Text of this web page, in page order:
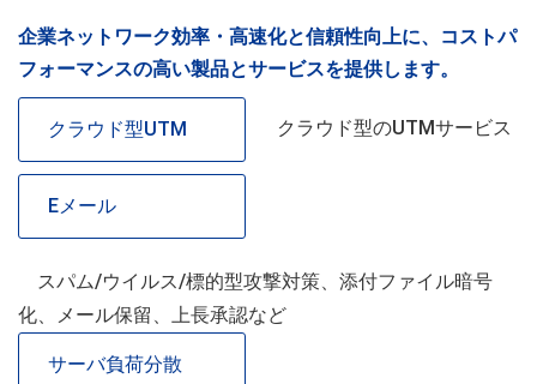
企業ネットワーク効率・高速化と信頼性向上に、コストパ
フォーマンスの高い製品とサービスを提供します。
クラウド型UTM クラウド型のUTMサービス
Eメール
スパム/ウイルス/標的型攻撃対策、添付ファイル暗号
化、メール保留、上長承認など
サーバ負荷分散